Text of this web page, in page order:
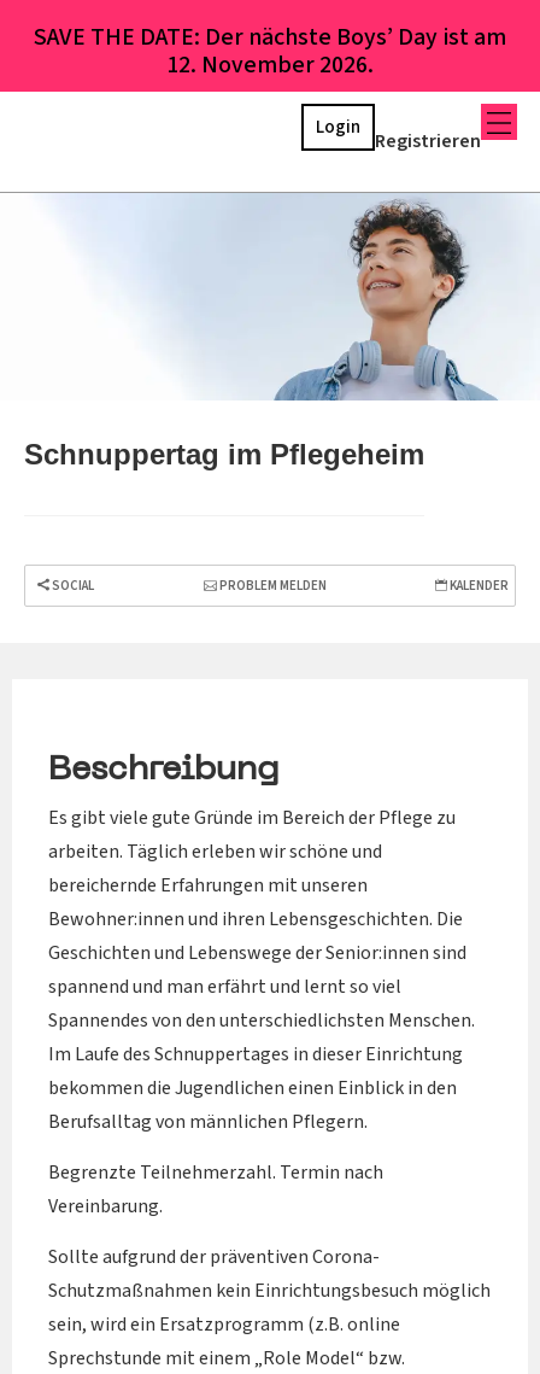
SAVE THE DATE: Der nächste Boys’ Day ist am
12. November 2026.
Registrieren
Login
Schnuppertag im Pflegeheim
SOCIAL PROBLEM MELDEN KALENDER
Beschreibung
Es gibt viele gute Gründe im Bereich der Pflege zu
arbeiten. Täglich erleben wir schöne und
bereichernde Erfahrungen mit unseren
Bewohner:innen und ihren Lebensgeschichten. Die
Geschichten und Lebenswege der Senior:innen sind
spannend und man erfährt und lernt so viel
Spannendes von den unterschiedlichsten Menschen.
Im Laufe des Schnuppertages in dieser Einrichtung
bekommen die Jugendlichen einen Einblick in den
Berufsalltag von männlichen Pflegern.
Begrenzte Teilnehmerzahl. Termin nach
Vereinbarung.
Sollte aufgrund der präventiven Corona-
Schutzmaßnahmen kein Einrichtungsbesuch möglich
sein, wird ein Ersatzprogramm (z.B. online
Sprechstunde mit einem „Role Model“ bzw.